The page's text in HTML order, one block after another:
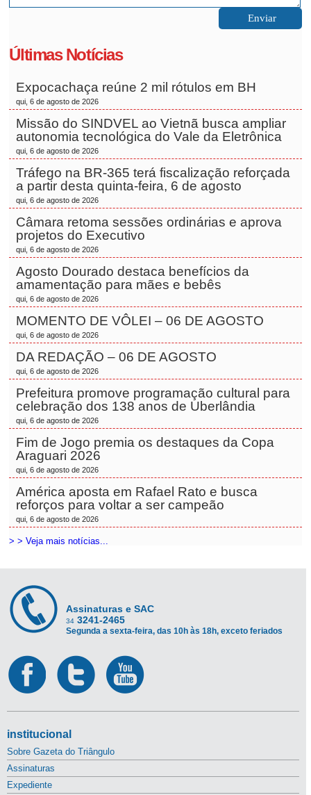
Últimas Notícias
Expocachaça reúne 2 mil rótulos em BH
qui, 6 de agosto de 2026
Missão do SINDVEL ao Vietnã busca ampliar
autonomia tecnológica do Vale da Eletrônica
qui, 6 de agosto de 2026
Tráfego na BR-365 terá fiscalização reforçada
a partir desta quinta-feira, 6 de agosto
qui, 6 de agosto de 2026
Câmara retoma sessões ordinárias e aprova
projetos do Executivo
qui, 6 de agosto de 2026
Agosto Dourado destaca benefícios da
amamentação para mães e bebês
qui, 6 de agosto de 2026
MOMENTO DE VÔLEI – 06 DE AGOSTO
qui, 6 de agosto de 2026
DA REDAÇÃO – 06 DE AGOSTO
qui, 6 de agosto de 2026
Prefeitura promove programação cultural para
celebração dos 138 anos de Uberlândia
qui, 6 de agosto de 2026
Fim de Jogo premia os destaques da Copa
Araguari 2026
qui, 6 de agosto de 2026
América aposta em Rafael Rato e busca
reforços para voltar a ser campeão
qui, 6 de agosto de 2026
> > Veja mais notícias...
Assinaturas e SAC
34 3241-2465
Segunda a sexta-feira, das 10h às 18h, exceto feriados
institucional
Sobre Gazeta do Triângulo
Assinaturas
Expediente